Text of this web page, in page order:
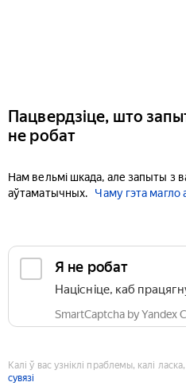
Пацвердзіце, што
не робат
Нам вельмі шкада, але запыты з
аўтаматычных.
Чаму гэта магло
Я не робат
Націсніце, каб
SmartCaptcha by Yandex
Калі ў вас узніклі праблемы, калі
сувязі